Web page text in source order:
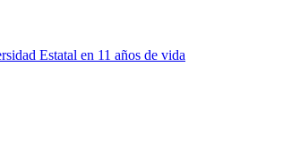
Estatal en 11 años de vida